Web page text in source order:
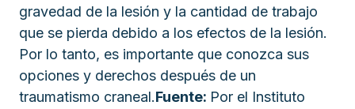
gravedad de la lesión y la cantidad de trabajo
que se pierda debido a los efectos de la lesión.
Por lo tanto, es importante que conozca sus
opciones y derechos después de un
traumatismo craneal.Fuente: Por el Instituto